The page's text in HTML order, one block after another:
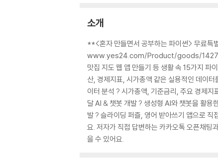
소개
**<혼자 만들면서 공부하는 파이썬> 무
www.yes24.com/Product/goods/
맛집 지도 웹 앱 만들기 등 생활 속 15가지 파
산, 경제지표, 시가총액 같은 실용적인 데이
이터 분석 ? 시가총액, 기준금리, 주요 경제
달 AI & 챗봇 개발 ? 생성형 AI와 챗봇을 활
발 ? 슬라이딩 퍼즐, 영어 받아쓰기 앱으로 직
요. 저자가 직접 답변하는 카카오톡 오픈채팅
을 수 있어요.